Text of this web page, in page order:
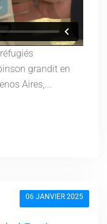
grandit en
Aires,...
06 JANVIER 2025